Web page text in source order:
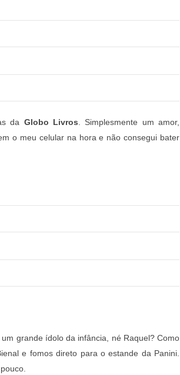
da Globo Livros . Simplesmente um amor,
o meu celular na hora e não consegui bater
grande ídolo da infância, né Raquel? Como
e fomos direto para o estande da Panini.